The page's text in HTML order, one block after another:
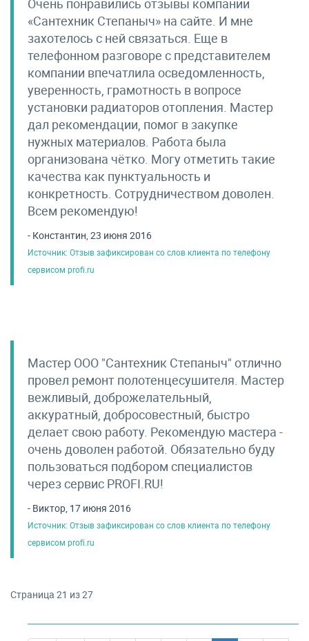
Очень понравились отзывы компании
«Сантехник Степаныч» на сайте. И мне
захотелось с ней связаться. Еще в
телефонном разговоре с представителем
компании впечатлила осведомленность,
уверенность, грамотность в вопросе
установки радиаторов отопления. Мастер
дал рекомендации, помог в закупке
нужных материалов. Работа была
организована чётко. Могу отметить такие
качества как пунктуальность и
конкретность. Сотрудничеством доволен.
Всем рекомендую!
- Константин, 23 июня 2016
Источник: Отзыв зафиксирован со слов клиента по телефону
сервисом profi.ru
Мастер ООО "Сантехник Степаныч" отлично
провел ремонт полотенцесушителя. Мастер
вежливый, доброжелательный,
аккуратный, добросовестный, быстро
делает свою работу. Рекомендую мастера -
очень доволен работой. Обязательно буду
пользоваться подбором специалистов
через сервис PROFI.RU!
- Виктор, 17 июня 2016
Источник: Отзыв зафиксирован со слов клиента по телефону
сервисом profi.ru
Страница 21 из 27